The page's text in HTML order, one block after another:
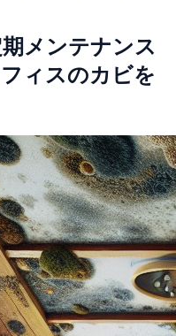
メンテナンス
ィスのカビを